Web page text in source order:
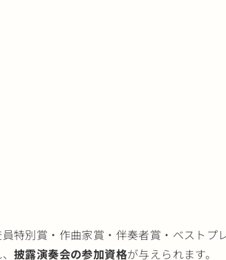
特別賞・作曲家賞・伴奏者賞・ベストプ
披露演奏会の参加資格が与えられます。